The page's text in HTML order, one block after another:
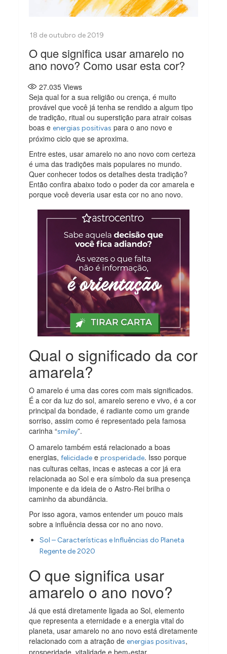
O que significa usar amarelo no
ano novo? Como usar esta cor?
27.035 Views
Seja qual for a sua religião ou crença, é muito
provável que você já tenha se rendido a algum tipo
de tradição, ritual ou superstição para atrair coisas
boas eenergias positivas para o ano novo e
próximo ciclo que se aproxima.
Entre estes, usar amarelo no ano novo com certeza
é uma das tradições mais populares no mundo.
Quer conhecer todos os detalhes desta tradição?
Então confira abaixo todo o poder da cor amarela e
porque você deveria usar esta cor no ano novo.
Qual o significado da cor
amarela?
O amarelo é uma das cores com mais significados.
É a cor da luz do sol, amarelo sereno e vivo, é a cor
principal da bondade, é radiante como um grande
sorriso, assim como é representado pela famosa
carinha “smiley”.
O amarelo também está relacionado a boas
energias,felicidade eprosperidade. Isso porque
nas culturas celtas, incas e astecas a cor já era
relacionada ao Sol e era símbolo da sua presença
imponente e da ideia de o Astro-Rei brilha o
caminho da abundância.
Por isso agora, vamos entender um pouco mais
sobre a influência dessa cor no ano novo.
Sol – Características e Influências do Planeta
Regente de 2020
O que significa usar
amarelo o ano novo?
Já que está diretamente ligada ao Sol, elemento
que representa a eternidade e a energia vital do
planeta, usar amarelo no ano novo está diretamente
relacionado com a atração deenergias positivas,
prosperidade, vitalidade e bem-estar.